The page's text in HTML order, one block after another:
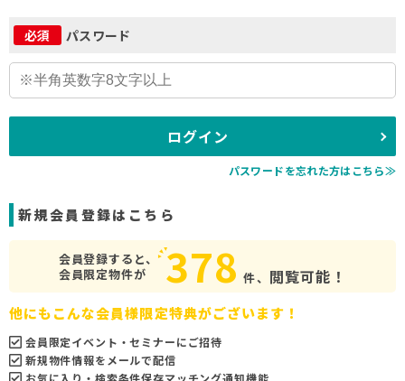
必須 パスワード
ログイン
パスワードを忘れた方はこちら≫
新規会員登録はこちら
会員登録すると、
会員限定物件が
378 件、 閲覧可能！
他にもこんな会員様限定特典がございます！
会員限定イベント・セミナーにご招待
新規物件情報をメールで配信
お気に入り・検索条件保存マッチング通知機能